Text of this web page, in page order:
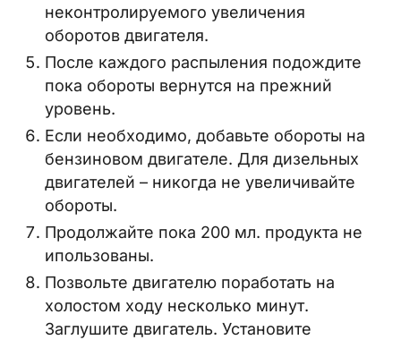
неконтролируемого увеличения
оборотов двигателя.
После каждого распыления подождите
пока обороты вернутся на прежний
уровень.
Если необходимо, добавьте обороты на
бензиновом двигателе. Для дизельных
двигателей – никогда не увеличивайте
обороты.
Продолжайте пока 200 мл. продукта не
ипользованы.
Позвольте двигателю поработать на
холостом ходу несколько минут.
Заглушите двигатель. Установите